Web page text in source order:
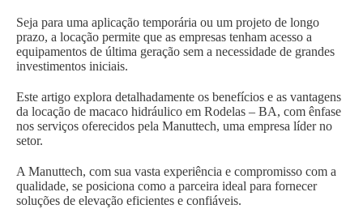
Seja para uma aplicação temporária ou um projeto de longo
prazo, a locação permite que as empresas tenham acesso a
equipamentos de última geração sem a necessidade de grandes
investimentos iniciais.
Este artigo explora detalhadamente os benefícios e as vantagens
da locação de macaco hidráulico em Rodelas – BA, com ênfase
nos serviços oferecidos pela Manuttech, uma empresa líder no
setor.
A Manuttech, com sua vasta experiência e compromisso com a
qualidade, se posiciona como a parceira ideal para fornecer
soluções de elevação eficientes e confiáveis.